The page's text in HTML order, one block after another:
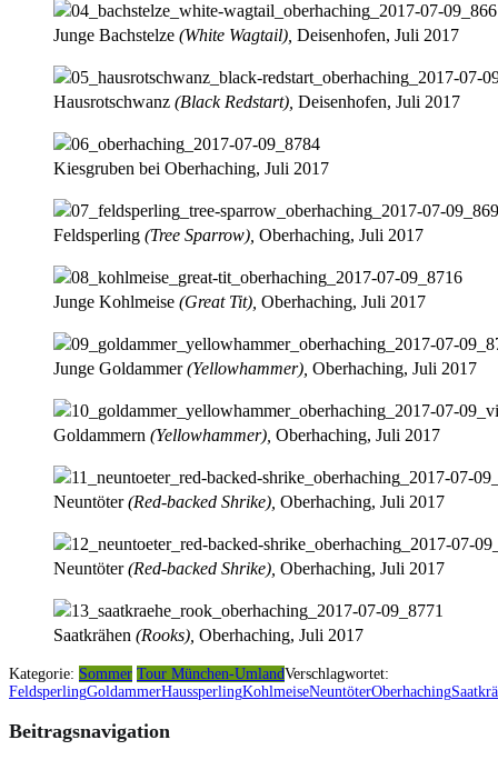
Junge Bachstelze (White Wagtail), Deisenhofen, Juli 2017
Hausrotschwanz (Black Redstart), Deisenhofen, Juli 2017
Kiesgruben bei Oberhaching, Juli 2017
Feldsperling (Tree Sparrow), Oberhaching, Juli 2017
Junge Kohlmeise (Great Tit), Oberhaching, Juli 2017
Junge Goldammer(Yellowhammer), Oberhaching, Juli 2017
Goldammern (Yellowhammer), Oberhaching, Juli 2017
Neuntöter(Red-backed Shrike), Oberhaching, Juli 2017
Neuntöter(Red-backed Shrike), Oberhaching, Juli 2017
Saatkrähen (Rooks), Oberhaching, Juli 2017
Kategorie: Sommer Tour München-UmlandVerschlagwortet:
FeldsperlingGoldammerHaussperlingKohlmeiseNeuntöterOberhaching
Beitragsnavigation